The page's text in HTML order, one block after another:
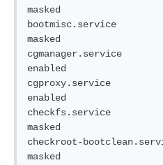
masked
bootmisc.service
masked
cgmanager.service
enabled
cgproxy.service
enabled
checkfs.service
masked
checkroot-
masked